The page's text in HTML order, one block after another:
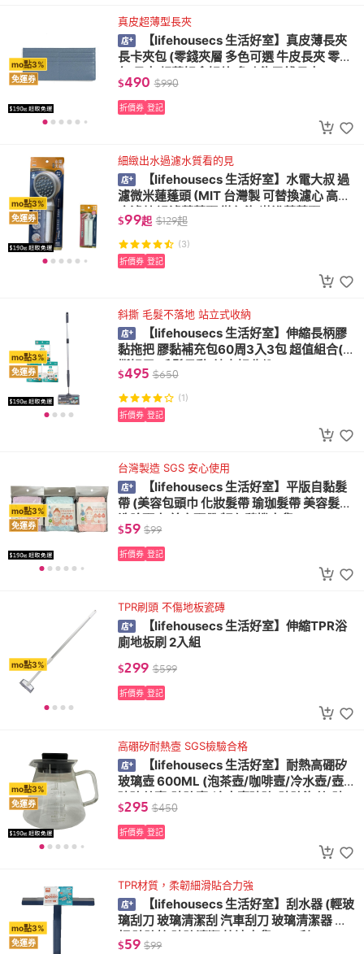
mo點3%
免運券
真皮超薄型長夾
【lifehousecs 生活好室】真皮薄長夾
長卡夾包 (零錢夾層 多色可選 牛皮長夾 零錢
$490 $990
折價券 登記
mo點3%
免運券
細緻出水過濾水質看的見
【lifehousecs 生活好室】水電大叔 過
濾微米蓮蓬頭 (MIT 台灣製 可替換濾心 高密
度濾芯 過濾蓮蓬頭 微氣泡 淋浴蓮蓬頭)
$99起 $129起
(3)
折價券 登記
mo點3%
免運券
斜撕 毛髮不落地 站立式收納
【lifehousecs 生活好室】伸縮長柄膠
黏拖把 膠黏補充包60周3入3包 超值組合(斜
撕好用/毛髮易黏/站立好收納)
$495 $650
(1)
折價券 登記
mo點3%
免運券
台灣製造 SGS 安心使用
【lifehousecs 生活好室】平版自黏髮
帶 (美容包頭巾 化妝髮帶 瑜珈髮帶 美容髮帶
$59 $99
折價券 登記
mo點3%
TPR刷頭 不傷地板瓷磚
【lifehousecs 生活好室】伸縮TPR浴
廁地板刷 2入組
$299 $599
折價券 登記
mo點3%
免運券
高硼矽耐熱壼 SGS檢驗合格
【lifehousecs 生活好室】耐熱高硼矽
玻璃壺 600ML (泡茶壺/咖啡壼/冷水壺/壺/
璃冷水壺) 荼壼
$295 $450
折價券 登記
mo點3%
免運券
TPR材質，柔韌細滑貼合力強
【lifehousecs 生活好室】刮水器 (輕玻
璃刮刀 玻璃清潔刮 汽車刮刀 玻璃清潔器 刮
板 玻璃擦 玻璃清潔 快速出貨 TPR刮刀)
$59 $99